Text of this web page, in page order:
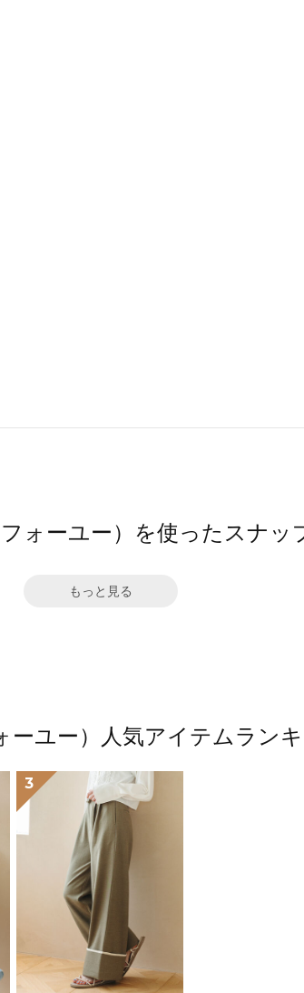
ォーユー）を使ったスナッ
もっと見る
ーユー）人気アイテムラン
3